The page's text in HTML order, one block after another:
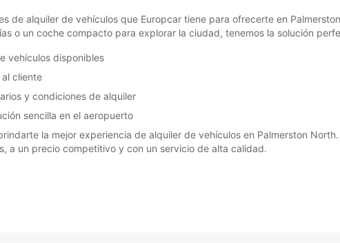
de alquiler de vehículos que Europcar tiene para ofrecerte en
o un coche compacto para explorar la ciudad, tenemos la solución
vehículos disponibles
cliente
y condiciones de alquiler
sencilla en el aeropuerto
la mejor experiencia de alquiler de vehículos en Palmerston
a un precio competitivo y con un servicio de alta calidad.